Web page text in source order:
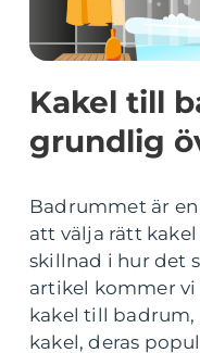
Kakel till
grundlig
Badrummet är
att välja rätt
skillnad i hur det
artikel kommer vi
kakel till badrum,
kakel, deras